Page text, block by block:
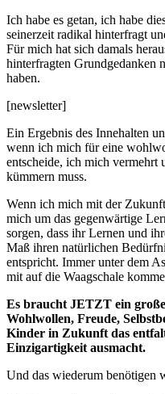
Ich habe es getan, ich habe
seinerzeit radikal hinterfragt
Für mich hat sich damals
hinterfragten Grundgedanken
haben.
[newsletter]
Ein Ergebnis des Innehalten
wenn ich mich für eine
entscheide, ich mich vermehrt
kümmern muss.
Wenn ich mich mit der
mich um das gegenwärtige
sorgen, dass ihr Lernen und
Maß ihren natürlichen
entspricht. Immer unter dem
mit auf die Waagschale
Es braucht JETZT ein
Wohlwollen, Freude,
Kinder in Zukunft das
Einzigartigkeit ausmacht.
Und das wiederum benötigen